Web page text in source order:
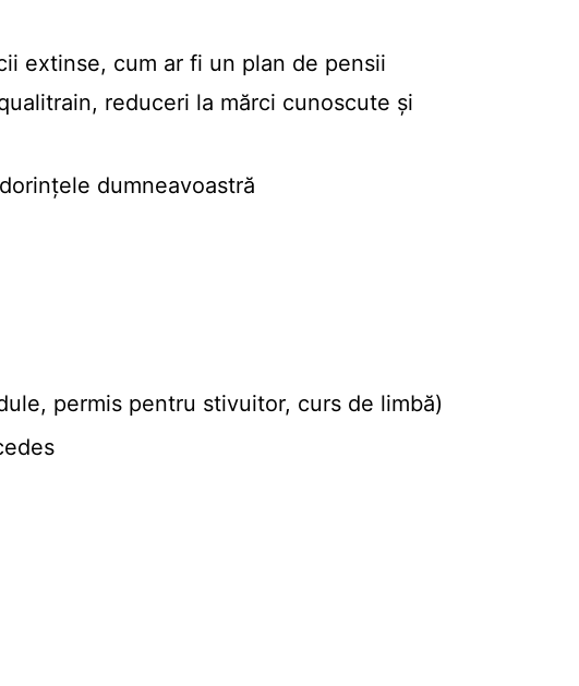
extinse, cum ar fi un plan de pensii
reduceri la mărci cunoscute și
dumneavoastră
permis pentru stivuitor, curs de limbă)